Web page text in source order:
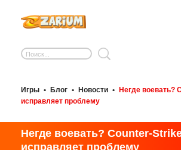
Игры • Блог • Новости •
Негде воевать?
исправляет проблему
Негде воевать? Counter-
исправляет проблему